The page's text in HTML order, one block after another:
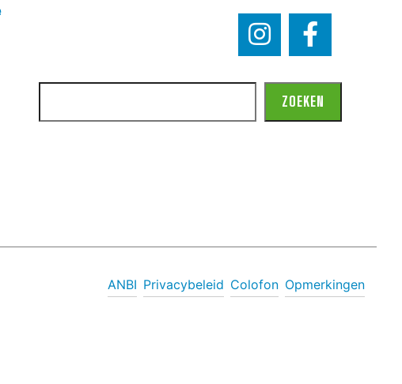
ZOEKEN
ANBI Privacybeleid Colofon Opmerkingen